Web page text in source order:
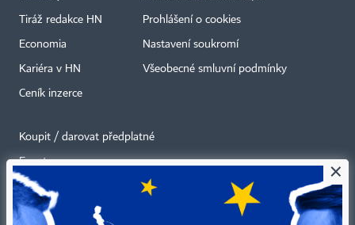
Tiráž redakce HN
Economia
Kariéra v HN
Ceník inzerce
Prohlášení o cookies
Nastavení soukromí
Všeobecné smluvní podmínky
Koupit / darovat předplatné
Eventy
Newslettery
RSS kanály
×